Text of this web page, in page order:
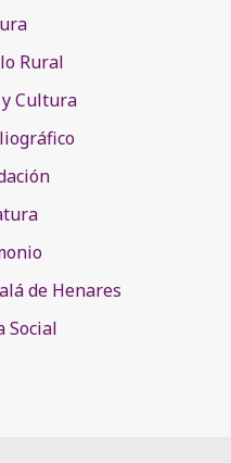
Rural
Cultura
de Henares
Social